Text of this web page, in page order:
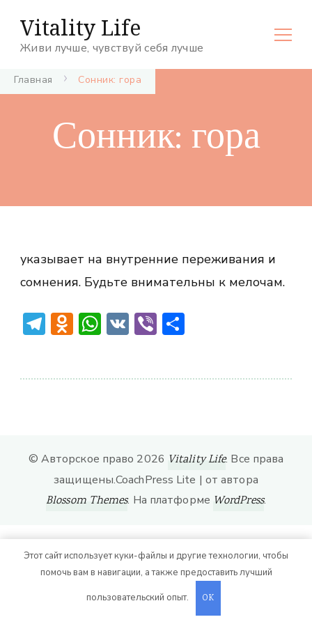
Vitality Life
Живи лучше, чувствуй себя лучше
Главная Сонник: гора
Сонник: гора
указывает на внутренние переживания и
сомнения. Будьте внимательны к мелочам.
Telegram
Odnoklassniki
WhatsApp
VKViber
© Авторское право 2026 Vitality Life. Все права
защищены.CoachPress Lite | от автора
Blossom Themes. На платформе WordPress.
Этот сайт использует куки-файлы и другие технологии, чтобы
помочь вам в навигации, а также предоставить лучший
пользовательский опыт.
OK